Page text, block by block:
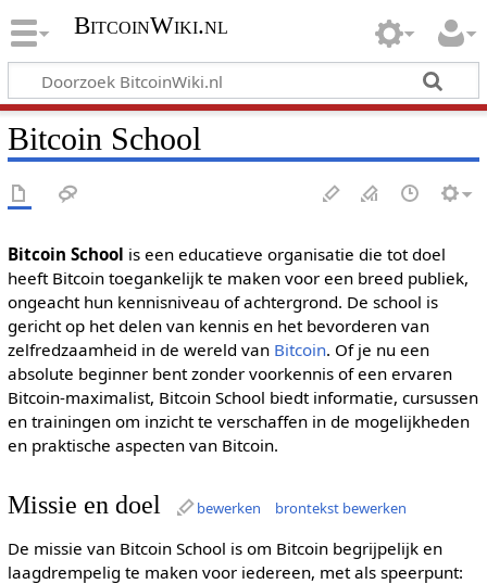
BitcoinWiki.nl
Bitcoin School
Bitcoin School is een educatieve organisatie die tot doel
heeft Bitcoin toegankelijk te maken voor een breed publiek,
ongeacht hun kennisniveau of achtergrond. De school is
gericht op het delen van kennis en het bevorderen van
zelfredzaamheid in de wereld van Bitcoin. Of je nu een
absolute beginner bent zonder voorkennis of een ervaren
Bitcoin-maximalist, Bitcoin School biedt informatie, cursussen
en trainingen om inzicht te verschaffen in de mogelijkheden
en praktische aspecten van Bitcoin.
Missie en doel bewerken brontekst bewerken
De missie van Bitcoin School is om Bitcoin begrijpelijk en
laagdrempelig te maken voor iedereen, met als speerpunt: